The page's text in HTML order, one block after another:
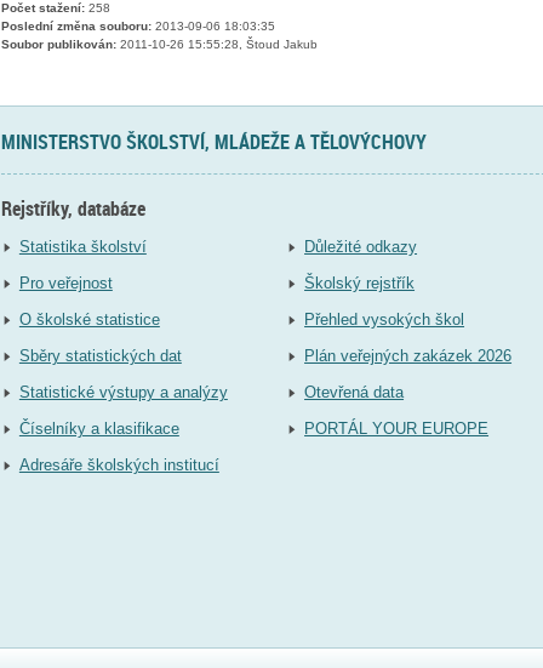
Počet stažení:258
Poslední změna souboru:2013-09-06 18:03:35
Soubor publikován:2011-10-26 15:55:28, Štoud Jakub
MINISTERSTVO ŠKOLSTVÍ, MLÁDEŽE A TĚLOVÝCHOVY
Rejstříky, databáze
Statistika školství
Pro veřejnost
O školské statistice
Sběry statistických dat
Statistické výstupy a analýzy
Číselníky a klasifikace
Adresáře školských institucí
Důležité odkazy
Školský rejstřík
Přehled vysokých škol
Plán veřejných zakázek 2026
Otevřená data
PORTÁL YOUR EUROPE